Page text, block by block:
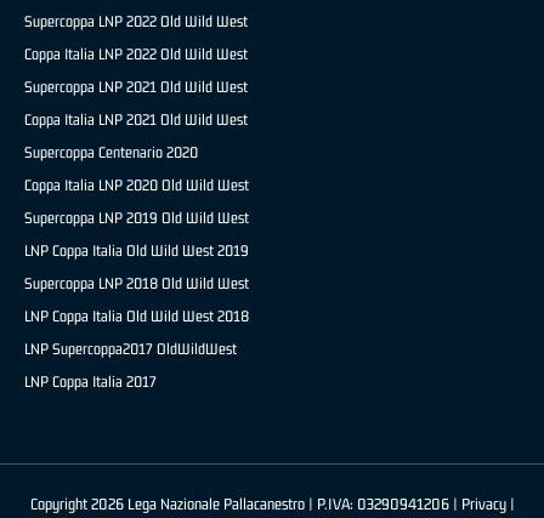
Supercoppa LNP 2022 Old Wild West
Coppa Italia LNP 2022 Old Wild West
Supercoppa LNP 2021 Old Wild West
Coppa Italia LNP 2021 Old Wild West
Supercoppa Centenario 2020
Coppa Italia LNP 2020 Old Wild West
Supercoppa LNP 2019 Old Wild West
LNP Coppa Italia Old Wild West 2019
Supercoppa LNP 2018 Old Wild West
LNP Coppa Italia Old Wild West 2018
LNP Supercoppa2017 OldWildWest
LNP Coppa Italia 2017
Copyright 2026 Lega Nazionale Pallacanestro | P.IVA: 03290941206 | Privacy|